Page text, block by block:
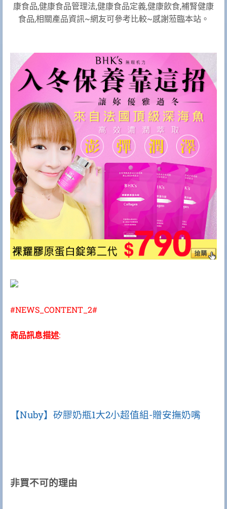
康食品,健康食品管理法,健康食品定義,健康飲食,補腎健康
食品,相關產品資訊~網友可參考比較~感謝蒞臨本站。
#NEWS_CONTENT_2#
商品訊息描述:
【Nuby】矽膠奶瓶1大2小超值組-贈安撫奶嘴
非買不可的理由